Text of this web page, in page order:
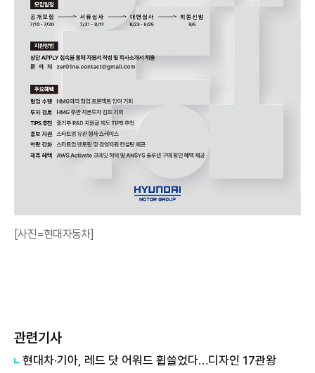
[사진=현대자동차]
관련기사
현대차·기아, 레드 닷 어워드 휩쓸었다…디자인 17관왕